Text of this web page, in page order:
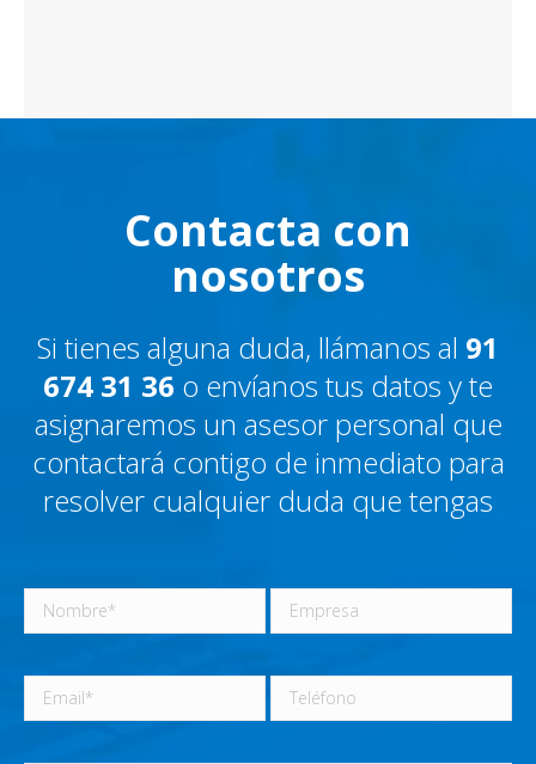
Contacta con
nosotros
Si tienes alguna duda, llámanos al 91
674 31 36 o envíanos tus datos y te
asignaremos un asesor personal que
contactará contigo de inmediato para
resolver cualquier duda que tengas